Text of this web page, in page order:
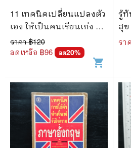
11 เทคนิคเปลี่ยนแปลงตัว
เอง ให้เป็นคนเรียนเก่ง จำ
แม่น และได้คะแนนดี - Dr.
Barbara Oakley, Olav
ราคา ฿120
ลดเหลือ ฿96 ลด20%
shopping_cart
รู้
สุ
ตร
รา